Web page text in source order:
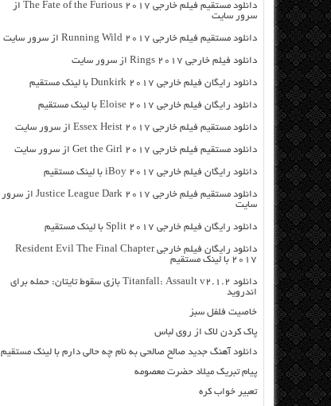
دانلود مستقیم فیلم خارجی The Fate of the Furious 2017 از
سرور سایت
دانلود مستقیم فیلم خارجی Running Wild 2017 از سرور سایت
دانلود فیلم خارجی Rings 2017 از سرور سایت
دانلود رایگان فیلم خارجی Dunkirk 2017 با لینک مستقیم
دانلود رایگان فیلم خارجی Eloise 2017 با لینک مستقیم
دانلود مستقیم فیلم خارجی Essex Heist 2017 از سرور سایت
دانلود مستقیم فیلم خارجی Get the Girl 2017 از سرور سایت
دانلود رایگان فیلم خارجی iBoy 2017 با لینک مستقیم
دانلود مستقیم فیلم خارجی Justice League Dark 2017 از سرور
سایت
دانلود رایگان فیلم خارجی Split 2017 با لینک مستقیم
دانلود رایگان فیلم خارجی Resident Evil The Final Chapter
2017 با لینک مستقیم
دانلود Titanfall: Assault v2.1.2 بازی سقوط تایتان: حمله برای
اندروید
خاصیت فلفل سبز
پاک کردن لاک از روی لباس
دانلود آهنگ جدید صالح صالحی به نام چه حالی دارم با لینک مستقیم
پیام تبریک میلاد حضرت معصومه
تعبیر خواب کره